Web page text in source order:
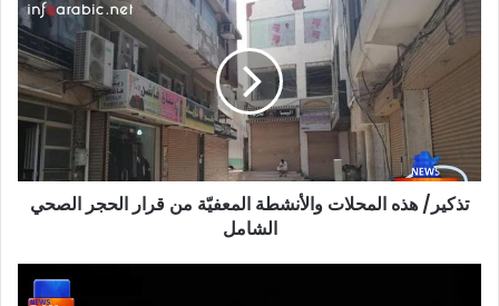
المحلات
والأنشطة
قرار
الحجر
الصحي
الشامل
تذكير/ هذه المحلات والأنشطة المعفيّة من قرار الحجر الصحي
الشامل